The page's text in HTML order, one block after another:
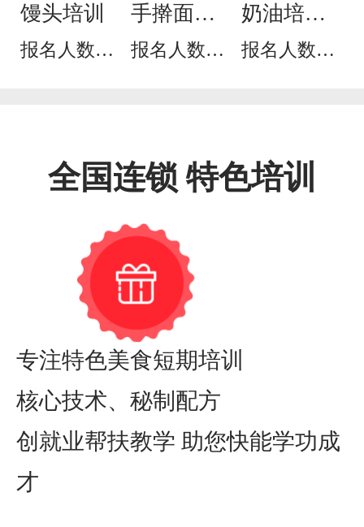
馒头培训
报名人数：
手擀面培
训
报名人数：
奶油培根
面培训
报名人数：
全国连锁 特色培训
专注特色美食短期培训
核心技术、秘制配方
创就业帮扶教学 助您快能学功成
才